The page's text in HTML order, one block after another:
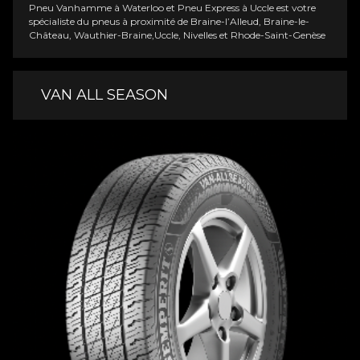
Pneu Vanhamme à Waterloo et Pneu Express à Uccle est votre
spécialiste du pneus à proximité de Braine-l’Alleud, Braine-le-
Château, Wauthier-Braine,Uccle, Nivelles et Rhode-Saint-Genèse
VAN ALL SEASON